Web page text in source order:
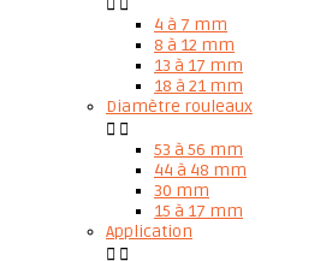
 
4 à 7 mm
8 à 12 mm
13 à 17 mm
18 à 21 mm
Diamètre rouleaux
 
53 à 56 mm
44 à 48 mm
30 mm
15 à 17 mm
Application
 